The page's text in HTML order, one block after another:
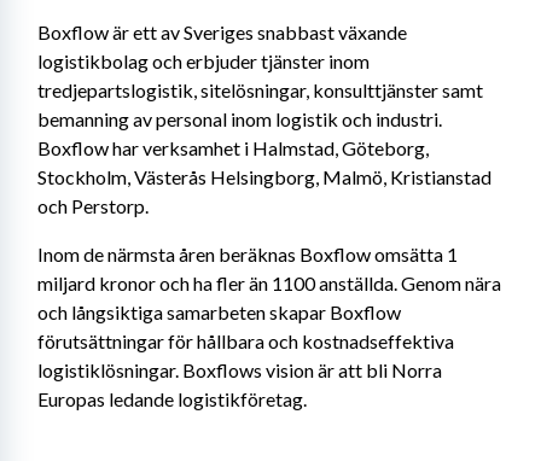
Boxflow är ett av Sveriges snabbast växande
logistikbolag och erbjuder tjänster inom
tredjepartslogistik, sitelösningar, konsulttjänster samt
bemanning av personal inom logistik och industri.
Boxflow har verksamhet i Halmstad, Göteborg,
Stockholm, Västerås Helsingborg, Malmö, Kristianstad
och Perstorp.
Inom de närmsta åren beräknas Boxflow omsätta 1
miljard kronor och ha fler än 1100 anställda. Genom nära
och långsiktiga samarbeten skapar Boxflow
förutsättningar för hållbara och kostnadseffektiva
logistiklösningar. Boxflows vision är att bli Norra
Europas ledande logistikföretag.